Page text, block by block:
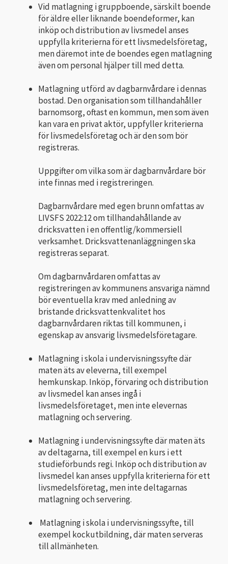
Vid matlagning i gruppboende, särskilt boende
för äldre eller liknande boendeformer, kan
inköp och distribution av livsmedel anses
uppfylla kriterierna för ett livsmedelsföretag,
men däremot inte de boendes egen matlagning
även om personal hjälper till med detta.
Matlagning utförd av dagbarnvårdare i dennas
bostad. Den organisation som tillhandahåller
barnomsorg, oftast en kommun, men som även
kan vara en privat aktör, uppfyller kriterierna
för livsmedelsföretag och är den som bör
registreras.
Uppgifter om vilka som är dagbarnvårdare bör
inte finnas med i registreringen.
Dagbarnvårdare med egen brunn omfattas av
LIVSFS 2022:12 om tillhandahållande av
dricksvatten i en offentlig/kommersiell
verksamhet. Dricksvattenanläggningen ska
registreras separat.
Om dagbarnvårdaren omfattas av
registreringen av kommunens ansvariga nämnd
bör eventuella krav med anledning av
bristande dricksvattenkvalitet hos
dagbarnvårdaren riktas till kommunen, i
egenskap av ansvarig livsmedelsföretagare.
Matlagning i skola i undervisningssyfte där
maten äts av eleverna, till exempel
hemkunskap. Inköp, förvaring och distribution
av livsmedel kan anses ingå i
livsmedelsföretaget, men inte elevernas
matlagning och servering.
Matlagning i undervisningssyfte där maten äts
av deltagarna, till exempel en kurs i ett
studieförbunds regi. Inköp och distribution av
livsmedel kan anses uppfylla kriterierna för ett
livsmedelsföretag, men inte deltagarnas
matlagning och servering.
Matlagning i skola i undervisningssyfte, till
exempel kockutbildning, där maten serveras
till allmänheten.